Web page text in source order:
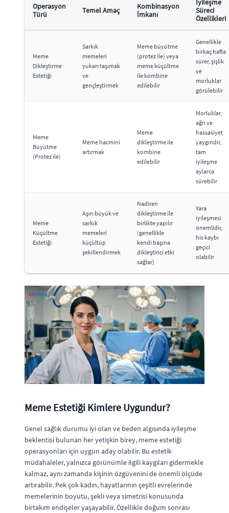
Operasyon
Türü
Temel Amaç
Kombinasyon
İmkanı
İyileşme
Süreci
Özellikleri
Meme
Dikleştirme
Estetiği
Sarkık
memeleri
yukarı taşımak
ve
gençleştirmek
Meme büyütme
(protez ile) veya
meme küçültme
ile kombine
edilebilir
Genellikle
birkaç hafta
sürer, şişlik
ve
morluklar
görülebilir
Meme
Büyütme
(Protez ile)
Meme hacmini
artırmak
Meme
dikleştirme ile
kombine
edilebilir
Morluklar,
ağrı ve
hassasiyet
yaygındır,
tam
iyileşme
aylarca
sürebilir
Meme
Küçültme
Estetiği
Aşırı büyük ve
sarkık
memeleri
küçültüp
şekillendirmek
Nadiren
dikleştirme ile
birlikte yapılır
(genellikle
kendi başına
dikleştirici etki
sağlar)
Yara
iyileşmesi
önemlidir,
his kaybı
geçici
olabilir
Meme Estetiği Kimlere Uygundur?
Genel sağlık durumu iyi olan ve beden algısında iyileşme
beklentisi bulunan her yetişkin birey, meme estetiği
operasyonları için uygun aday olabilir. Bu estetik
müdahaleler, yalnızca görünümle ilgili kaygıları gidermekle
kalmaz, aynı zamanda kişinin özgüvenini de önemli ölçüde
artırabilir. Pek çok kadın, hayatlarının çeşitli evrelerinde
memelerinin boyutu, şekli veya simetrisi konusunda
birtakım endişeler yaşayabilir. Özellikle doğum sonrası